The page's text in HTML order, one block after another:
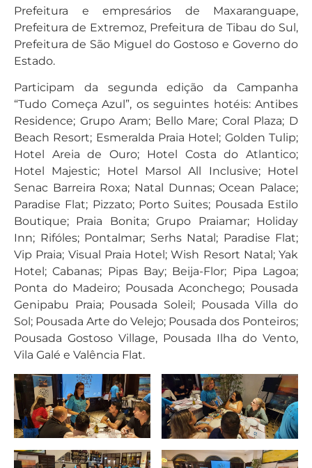
Prefeitura e empresários de Maxaranguape,
Prefeitura de Extremoz, Prefeitura de Tibau do Sul,
Prefeitura de São Miguel do Gostoso e Governo do
Estado.
Participam da segunda edição da Campanha
“Tudo Começa Azul”, os seguintes hotéis: Antibes
Residence; Grupo Aram; Bello Mare; Coral Plaza; D
Beach Resort; Esmeralda Praia Hotel; Golden Tulip;
Hotel Areia de Ouro; Hotel Costa do Atlantico;
Hotel Majestic; Hotel Marsol All Inclusive; Hotel
Senac Barreira Roxa; Natal Dunnas; Ocean Palace;
Paradise Flat; Pizzato; Porto Suites; Pousada Estilo
Boutique; Praia Bonita; Grupo Praiamar; Holiday
Inn; Rifóles; Pontalmar; Serhs Natal; Paradise Flat;
Vip Praia; Visual Praia Hotel; Wish Resort Natal; Yak
Hotel; Cabanas; Pipas Bay; Beija-Flor; Pipa Lagoa;
Ponta do Madeiro; Pousada Aconchego; Pousada
Genipabu Praia; Pousada Soleil; Pousada Villa do
Sol; Pousada Arte do Velejo; Pousada dos Ponteiros;
Pousada Gostoso Village, Pousada Ilha do Vento,
Vila Galé e Valência Flat.